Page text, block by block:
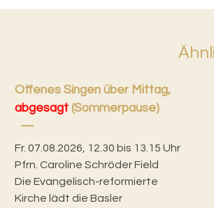
Offenes Singen über Mittag,
abgesagt(Sommerpause)
Fr. 07.08.2026, 12.30 bis 13.15 Uhr
Pfrn. Caroline Schröder Field
Die Evangelisch-reformierte
Kirche lädt die Basler